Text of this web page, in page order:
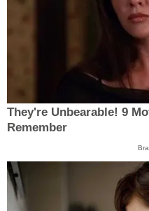
They're Unbearable! 9
Remember